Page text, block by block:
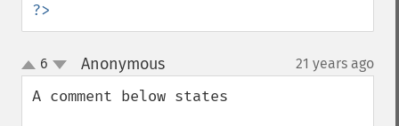
?>
up
down
6 Anonymous¶ 21 years ago
A comment below states